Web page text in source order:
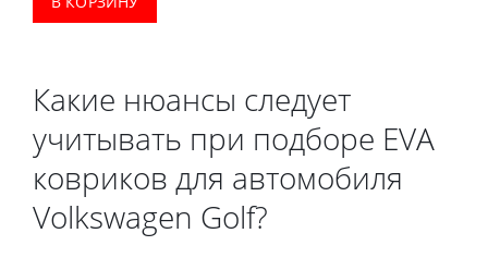
Какие нюансы следует
учитывать при подборе EVA
ковриков для автомобиля
Volkswagen Golf?